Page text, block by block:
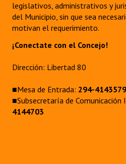
legislativos, administrativos y
del Municipio, sin que sea
motivan el requerimiento.
¡Conectate con el Concejo!
Dirección: Libertad 80
■Mesa de Entrada: 294-4143579
■Subsecretaría de
4144703